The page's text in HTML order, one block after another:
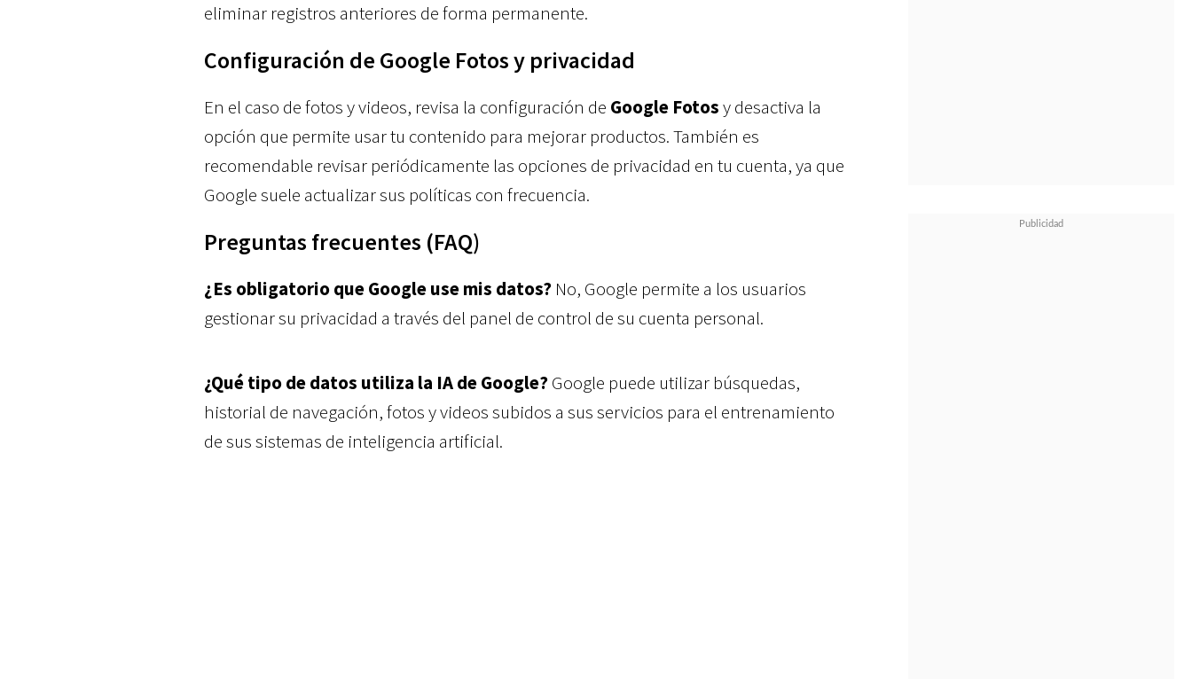
eliminar registros anteriores de forma permanente.
Configuración de Google Fotos y privacidad
En el caso de fotos y videos, revisa la configuración de Google Fotosy desactiva la
opción que permite usar tu contenido para mejorar productos. También es
recomendable revisar periódicamente las opciones de privacidad en tu cuenta, ya que
Google suele actualizar sus políticas con frecuencia.
Preguntas frecuentes (FAQ)
¿Es obligatorio que Google use mis datos? No, Google permite a los usuarios
gestionar su privacidad a través del panel de control de su cuenta personal.
¿Qué tipo de datos utiliza la IA de Google?Google puede utilizar búsquedas,
historial de navegación, fotos y videos subidos a sus servicios para el entrenamiento
de sus sistemas de inteligencia artificial.